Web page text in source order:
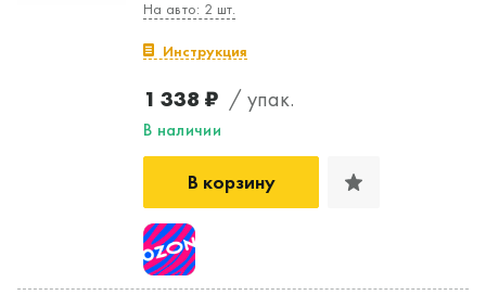
На авто: 2 шт.
Инструкция
1 338 ₽ / упак.
В наличии
В корзину